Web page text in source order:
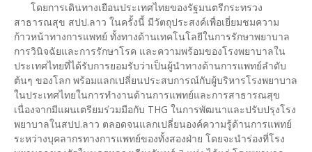
โดยการเดินทางเยือนประเทศไทยของรัฐมนตรีกระทรวง
สาธารณสุข สปป.ลาว ในครั้งนี้ มีวัตถุประสงค์เพื่อเยี่ยมชมความ
ก้าวหน้าทางการแพทย์ ทั้งทางด้านเทคโนโลยีในการรักษาพยาบาล
การวินิจฉัยและการรักษาโรค และความพร้อมของโรงพยาบาลใน
ประเทศไทยที่ได้รับการยอมรับว่าเป็นผู้นำทางด้านการแพทย์ลำดับ
ต้นๆ ของโลก พร้อมแลกเปลี่ยนประสบการณ์กับผู้บริหารโรงพยาบาล
ในประเทศไทยในการทำงานด้านการแพทย์และการสาธารณสุข
เนื่องจากมีแผนเตรียมร่วมมือกับ THG ในการพัฒนาและปรับปรุงโรง
พยาบาลในสปป.ลาว ตลอดจนแลกเปลี่ยนองค์ความรู้ด้านการแพทย์
ระหว่างบุคลากรทางการแพทย์ของทั้งสองฝ่าย โดยจะนำร่องที่โรง